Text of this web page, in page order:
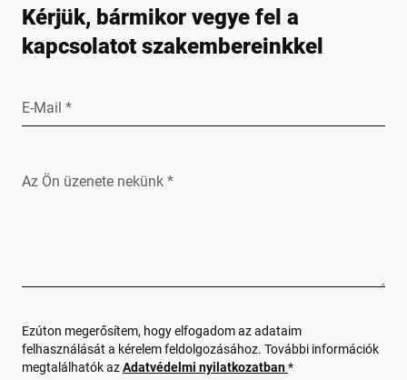
Kérjük, bármikor vegye fel a
kapcsolatot szakembereinkkel
E-Mail *
Az Ön üzenete nekünk *
Ezúton megerősítem, hogy elfogadom az adataim
felhasználását a kérelem feldolgozásához. További információk
megtalálhatók azAdatvédelmi nyilatkozatban*